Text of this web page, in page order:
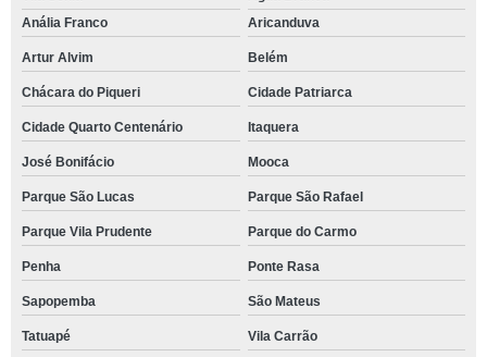
Anália Franco
Aricanduva
Artur Alvim Belém
Chácara do Piqueri Cidade Patriarca
Cidade Quarto Centenário Itaquera
José Bonifácio Mooca
Parque São Lucas Parque São Rafael
Parque Vila Prudente Parque do Carmo
Penha Ponte Rasa
Sapopemba São Mateus
Tatuapé Vila Carrão